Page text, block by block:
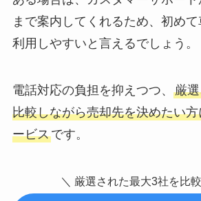
まで案内してくれるため、初め
利用しやすいと言えるでしょう。
電話対応の負担を抑えつつ、 厳
比較しながら売却先を決めたい
ービスです。
＼ 厳選された最大3社を比